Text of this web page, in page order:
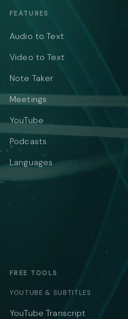
FEATURES
Audio to Text
Video to Text
Note Taker
Meetings
YouTube
Podcasts
Languages
FREE TOOLS
YOUTUBE & SUBTITLES
YouTube Transcript